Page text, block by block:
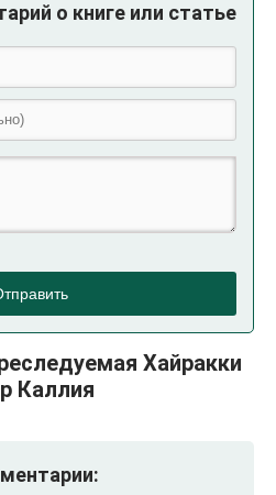
о книге или статье
Хайракки
Каллия